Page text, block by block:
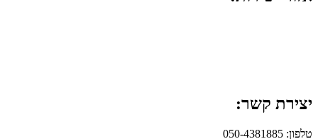
יצירת קשר:
טלפון: 050-4381885